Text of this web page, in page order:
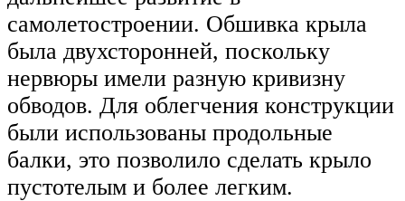
самолетостроении. Обшивка крыла
была двухсторонней, поскольку
нервюры имели разную кривизну
обводов. Для облегчения конструкции
были использованы продольные
балки, это позволило сделать крыло
пустотелым и более легким.